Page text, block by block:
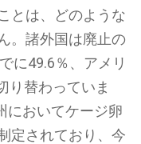
とは、どのような
。諸外国は廃止の
に49.6％、アメリ
り替わっていま
においてケージ卵
定されており、今